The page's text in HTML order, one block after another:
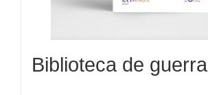
Biblioteca de guerra